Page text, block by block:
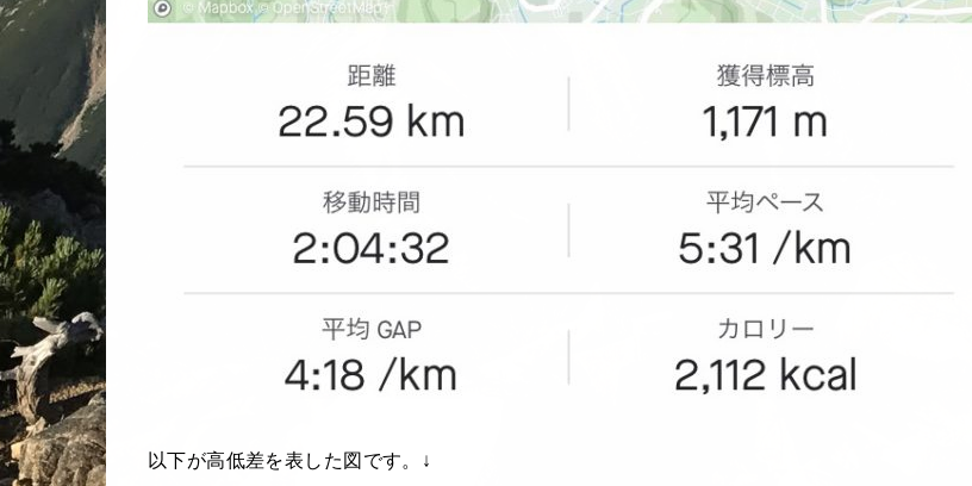
以下が高低差を表した図です。↓